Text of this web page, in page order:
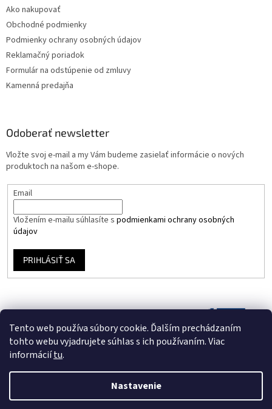
Tento web používa súbory cookie. Ďalším prechádzaním
tohto webu vyjadrujete súhlas s ich používaním. Viac
informáciítu.
Nastavenie
Ako nakupovať
Obchodné podmienky
Podmienky ochrany osobných údajov
Reklamačný poriadok
Formulár na odstúpenie od zmluvy
Kamenná predajňa
Odoberať newsletter
Vložte svoj e-mail a my Vám budeme zasielať informácie o nových
produktoch na našom e-shope.
Email
Vložením e-mailu súhlasíte s podmienkami ochrany osobných
údajov
PRIHLÁSIŤ SA
Vytvoril Shoptet